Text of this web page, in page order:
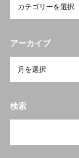
アーカイブ
検索